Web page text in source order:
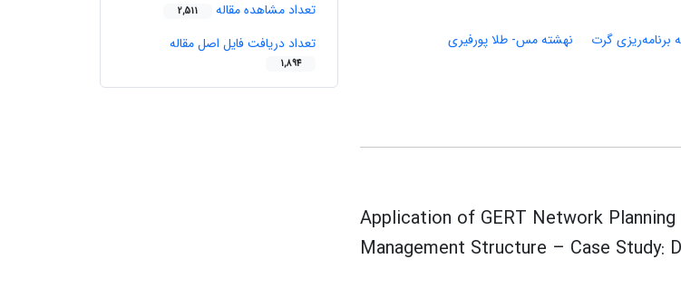
برنامه‌ریزی گرت
نهشته مس- طلا پورفیری
Application of GERT Network
Management Structure – Case Study:
تعداد مشاهده مقاله 2,511
تعداد دریافت فایل اصل مقاله
1,894